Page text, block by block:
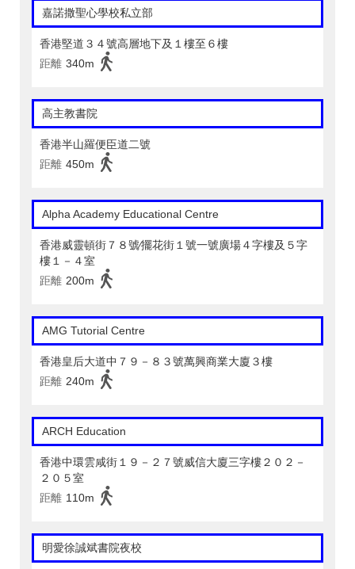
嘉諾撒聖心學校私立部
香港堅道３４號高層地下及１樓至６樓
距離 340m
高主教書院
香港半山羅便臣道二號
距離 450m
Alpha Academy Educational Centre
香港威靈頓街７８號∕擺花街１號一號廣場４字樓及５字
樓１－４室
距離 200m
AMG Tutorial Centre
香港皇后大道中７９－８３號萬興商業大廈３樓
距離 240m
ARCH Education
香港中環雲咸街１９－２７號威信大廈三字樓２０２－
２０５室
距離 110m
明愛徐誠斌書院夜校